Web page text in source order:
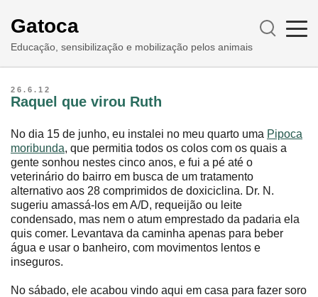
Gatoca
Educação, sensibilização e mobilização pelos animais
26.6.12
Raquel que virou Ruth
No dia 15 de junho, eu instalei no meu quarto uma Pipoca
moribunda, que permitia todos os colos com os quais a
gente sonhou nestes cinco anos, e fui a pé até o
veterinário do bairro em busca de um tratamento
alternativo aos 28 comprimidos de doxiciclina. Dr. N.
sugeriu amassá-los em A/D, requeijão ou leite
condensado, mas nem o atum emprestado da padaria ela
quis comer. Levantava da caminha apenas para beber
água e usar o banheiro, com movimentos lentos e
inseguros.
No sábado, ele acabou vindo aqui em casa para fazer soro